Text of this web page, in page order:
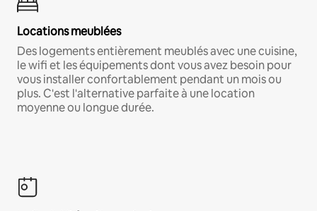
Locations meublées
Des logements entièrement meublés avec une cuisine,
le wifi et les équipements dont vous avez besoin pour
vous installer confortablement pendant un mois ou
plus. C'est l'alternative parfaite à une location
moyenne ou longue durée.